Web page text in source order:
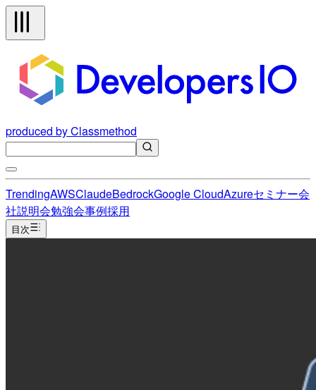
produced by Classmethod
TrendingAWSClaudeBedrockGoogle CloudAzureセミナー会
社説明会勉強会事例採用
目次